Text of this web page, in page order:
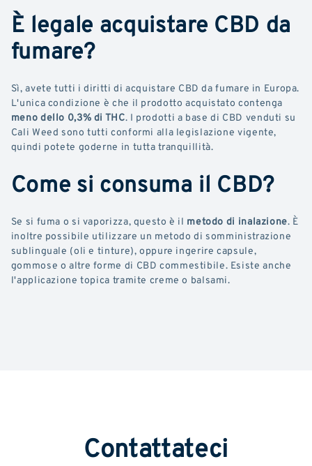
È legale acquistare CBD da
fumare?
Sì, avete tutti i diritti di acquistare CBD da fumare in Europa.
L'unica condizione è che il prodotto acquistato contenga
meno dello 0,3% di THC. I prodotti a base di CBD venduti su
Cali Weed sono tutti conformi alla legislazione vigente,
quindi potete goderne in tutta tranquillità.
Come si consuma il CBD?
Se si fuma o si vaporizza, questo è il metodo di inalazione. È
inoltre possibile utilizzare un metodo di somministrazione
sublinguale (oli e tinture), oppure ingerire capsule,
gommose o altre forme di CBD commestibile. Esiste anche
l'applicazione topica tramite creme o balsami.
Contattateci